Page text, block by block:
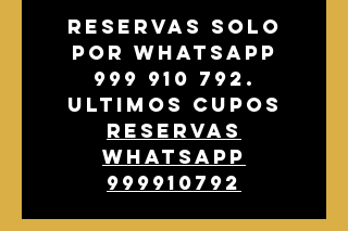
Reservas solo
por whatsapp
999 910 792.
Ultimos cupos
Reservas
whatsapp
999910792